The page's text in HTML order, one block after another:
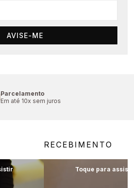
AVISE-ME
Parcelamento
Em até 10x sem juros
RECEBIMENTO